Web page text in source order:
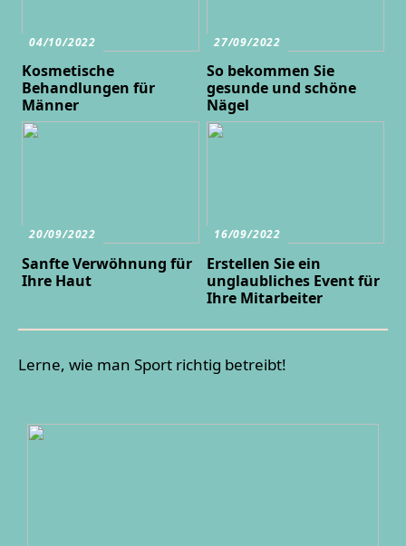
04/10/2022
Kosmetische
Behandlungen für
Männer
27/09/2022
So bekommen Sie
gesunde und schöne
Nägel
20/09/2022
Sanfte Verwöhnung für
Ihre Haut
16/09/2022
Erstellen Sie ein
unglaubliches Event für
Ihre Mitarbeiter
Lerne, wie man Sport richtig betreibt!